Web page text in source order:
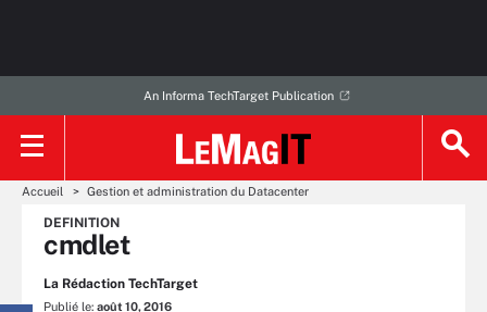
An Informa TechTarget Publication
Accueil Gestion et administration du Datacenter
DEFINITION
cmdlet
La Rédaction TechTarget
Publié le: août 10, 2016